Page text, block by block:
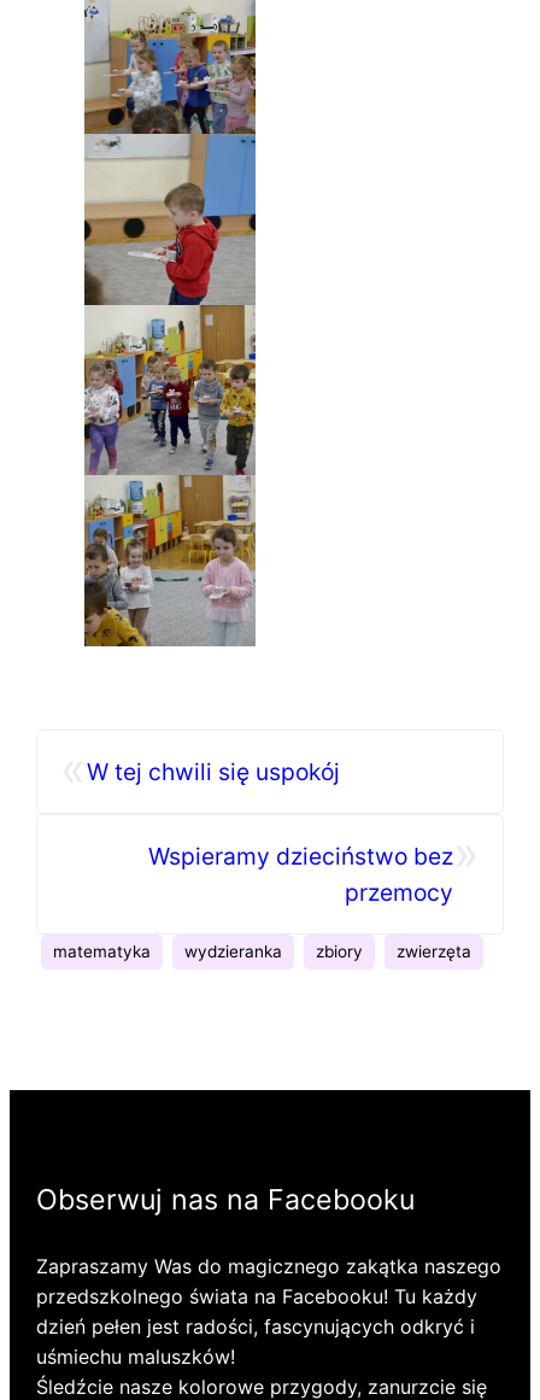
«W tej chwili się uspokój
»
Wspieramy dzieciństwo bez
przemocy
matematyka wydzieranka zbiory zwierzęta
Obserwuj nas na Facebooku
Zapraszamy Was do magicznego zakątka naszego
przedszkolnego świata na Facebooku! Tu każdy
dzień pełen jest radości, fascynujących odkryć i
uśmiechu maluszków!
Śledźcie nasze kolorowe przygody, zanurzcie się